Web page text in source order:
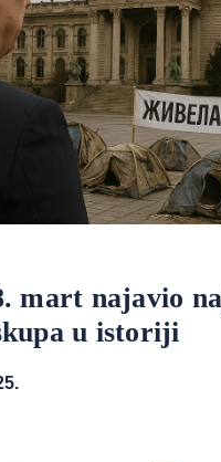
mart najavio
u istoriji